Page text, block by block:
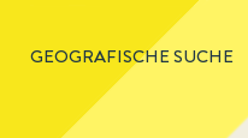
GEOGRAFISCHE SUCHE